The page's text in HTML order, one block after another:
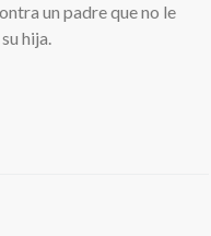
un padre que no le
hija.